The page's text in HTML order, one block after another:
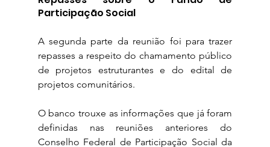
Participação Social
A segunda parte da reunião foi para trazer
repasses a respeito do chamamento público
de projetos estruturantes e do edital de
projetos comunitários.
O banco trouxe as informações que já foram
definidas nas reuniões anteriores do
Conselho Federal de Participação Social da